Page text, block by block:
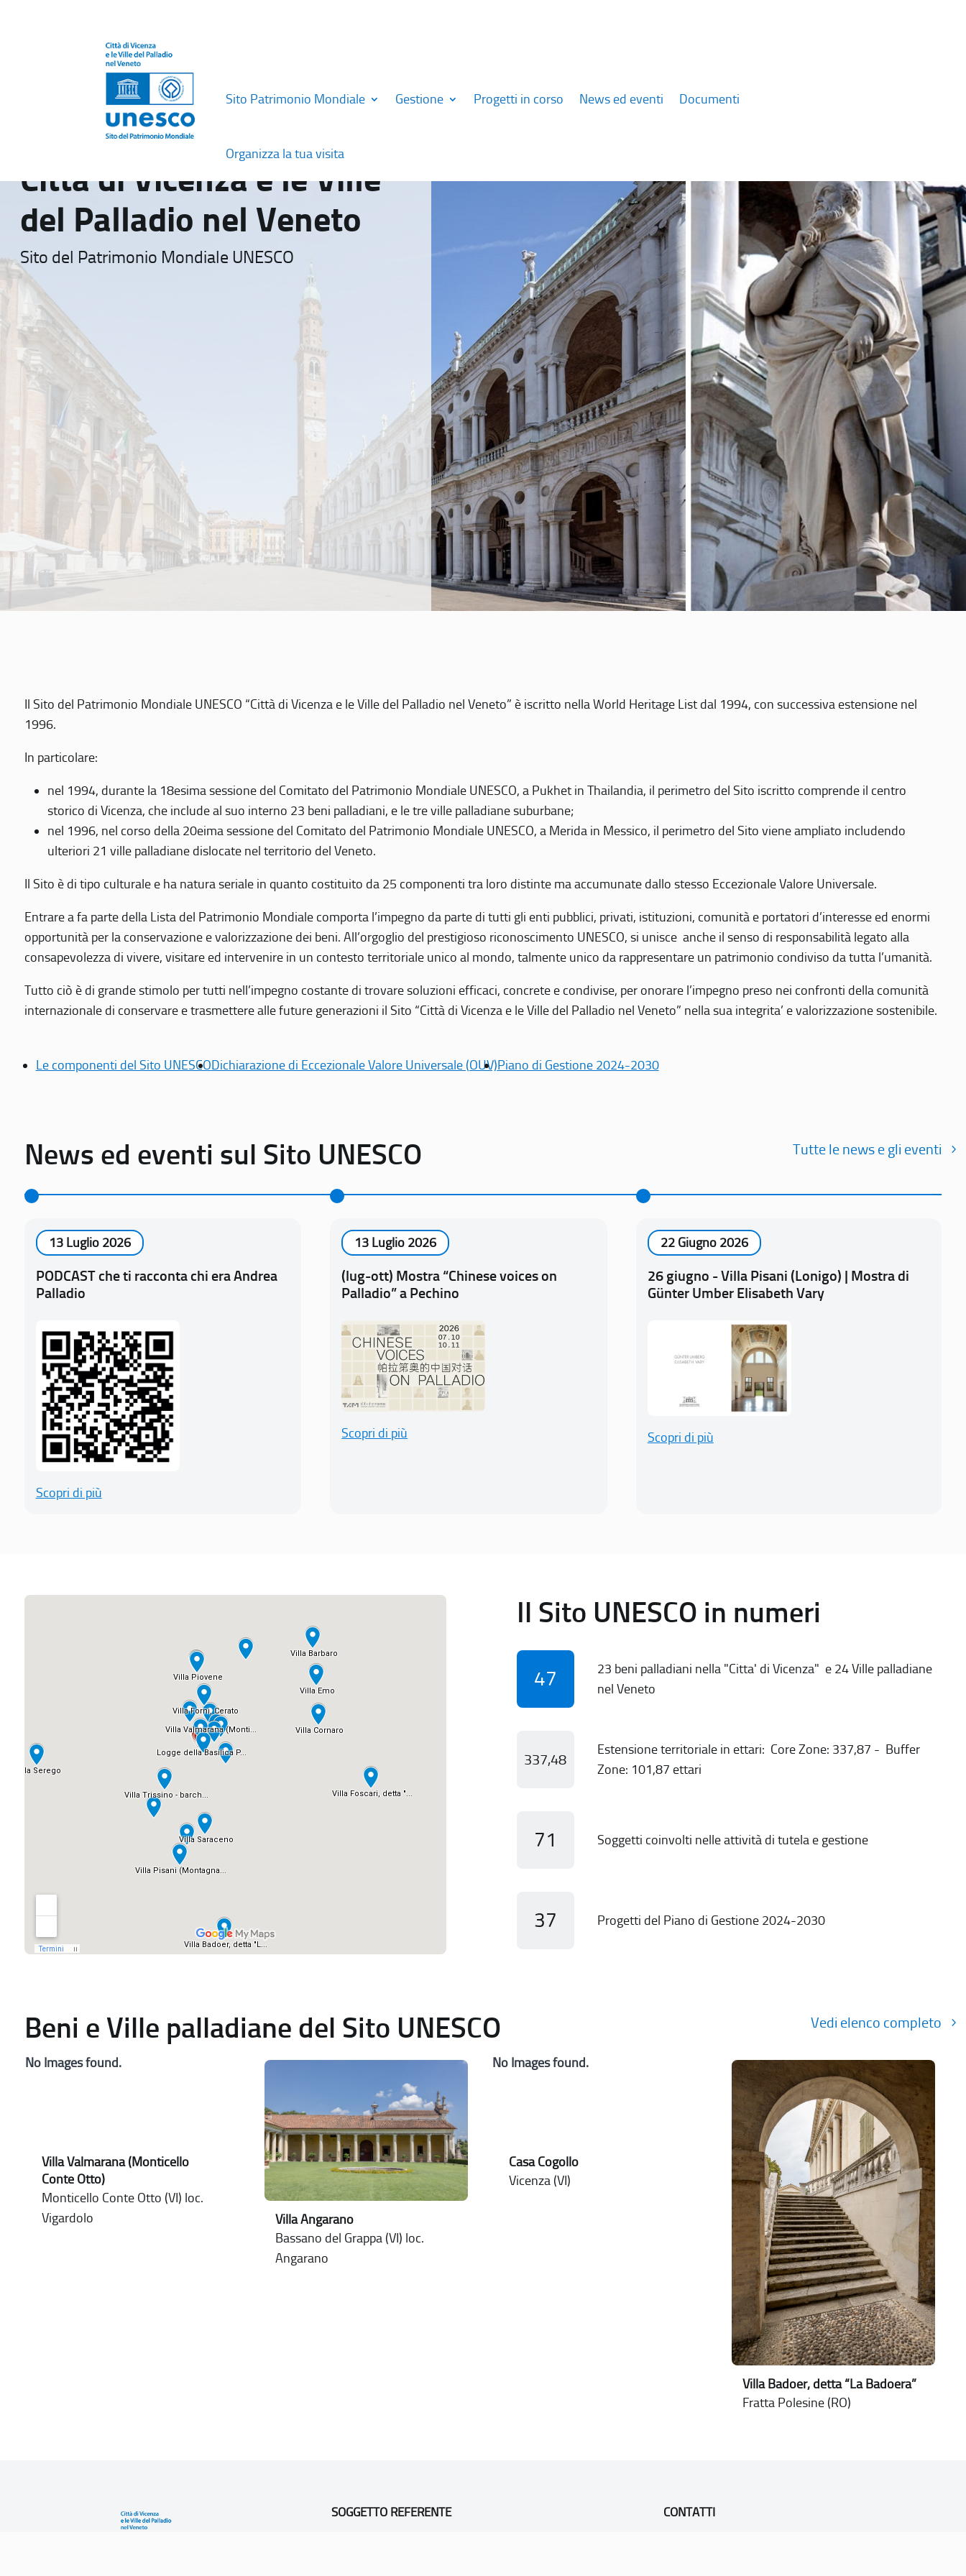
Sito Patrimonio Mondiale Gestione Progetti in corso News ed eventi Documenti
Organizza la tua visita
Città di Vicenza e le Ville
del Palladio nel Veneto
Sito del Patrimonio Mondiale UNESCO
Il Sito del Patrimonio Mondiale UNESCO “Città di Vicenza e le Ville del Palladio nel Veneto” è iscritto nella World Heritage List dal 1994, con successiva estensione nel
1996.
In particolare:
nel 1994, durante la 18esima sessione del Comitato del Patrimonio Mondiale UNESCO, a Pukhet in Thailandia, il perimetro del Sito iscritto comprende il centro
storico di Vicenza, che include al suo interno 23 beni palladiani, e le tre ville palladiane suburbane;
nel 1996, nel corso della 20eima sessione del Comitato del Patrimonio Mondiale UNESCO, a Merida in Messico, il perimetro del Sito viene ampliato includendo
ulteriori 21 ville palladiane dislocate nel territorio del Veneto.
Il Sito è di tipo culturale e ha natura seriale in quanto costituito da 25 componenti tra loro distinte ma accumunate dallo stesso Eccezionale Valore Universale.
Entrare a fa parte della Lista del Patrimonio Mondiale comporta l’impegno da parte di tutti gli enti pubblici, privati, istituzioni, comunità e portatori d’interesse ed enormi
opportunità per la conservazione e valorizzazione dei beni. All’orgoglio del prestigioso riconoscimento UNESCO, si unisce anche il senso di responsabilità legato alla
consapevolezza di vivere, visitare ed intervenire in un contesto territoriale unico al mondo, talmente unico da rappresentare un patrimonio condiviso da tutta l’umanità.
Tutto ciò è di grande stimolo per tutti nell’impegno costante di trovare soluzioni efficaci, concrete e condivise, per onorare l’impegno preso nei confronti della comunità
internazionale di conservare e trasmettere alle future generazioni il Sito “Città di Vicenza e le Ville del Palladio nel Veneto” nella sua integrita’ e valorizzazione sostenibile.
Le componenti del Sito UNESCODichiarazione di Eccezionale Valore Universale (OUV)Piano di Gestione 2024-2030
News ed eventi sul Sito UNESCO Tutte le news e gli eventi
13 Luglio 2026
PODCAST che ti racconta chi era Andrea
Palladio
Scopri di più
13 Luglio 2026
(lug-ott) Mostra “Chinese voices on
Palladio” a Pechino
Scopri di più
22 Giugno 2026
26 giugno - Villa Pisani (Lonigo) | Mostra di
Günter Umber Elisabeth Vary
Scopri di più
Il Sito UNESCO in numeri
47
23 beni palladiani nella "Citta' di Vicenza" e 24 Ville palladiane
nel Veneto
337,48
Estensione territoriale in ettari: Core Zone: 337,87 - Buffer
Zone: 101,87 ettari
71 Soggetti coinvolti nelle attività di tutela e gestione
37 Progetti del Piano di Gestione 2024-2030
Beni e Ville palladiane del Sito UNESCO Vedi elenco completo
No Images found.
Villa Valmarana (Monticello
Conte Otto)
Monticello Conte Otto (VI) loc.
Vigardolo
Villa Angarano
Bassano del Grappa (VI) loc.
Angarano
No Images found.
Casa Cogollo
Vicenza (VI)
Villa Badoer, detta “La Badoera”
Fratta Polesine (RO)
SOGGETTO REFERENTE CONTATTI